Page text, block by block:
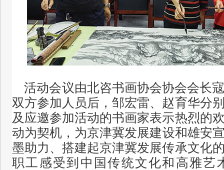
活动会议由北咨书画协会协会会长
双方参加人员后，邹宏雷、赵育华分
及应邀参加活动的书画家表示热烈的
动为契机， 为京津冀发展建设和雄安
墨助力、搭建起京津冀发展传承文化
职工感受到中国传统文化和高雅艺